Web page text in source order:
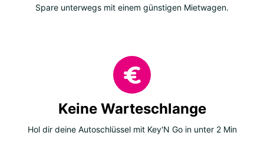
Spare unterwegs mit einem günstigen Mietwagen.
Keine Warteschlange
Hol dir deine Autoschlüssel mit Key'N Go in unter 2 Min